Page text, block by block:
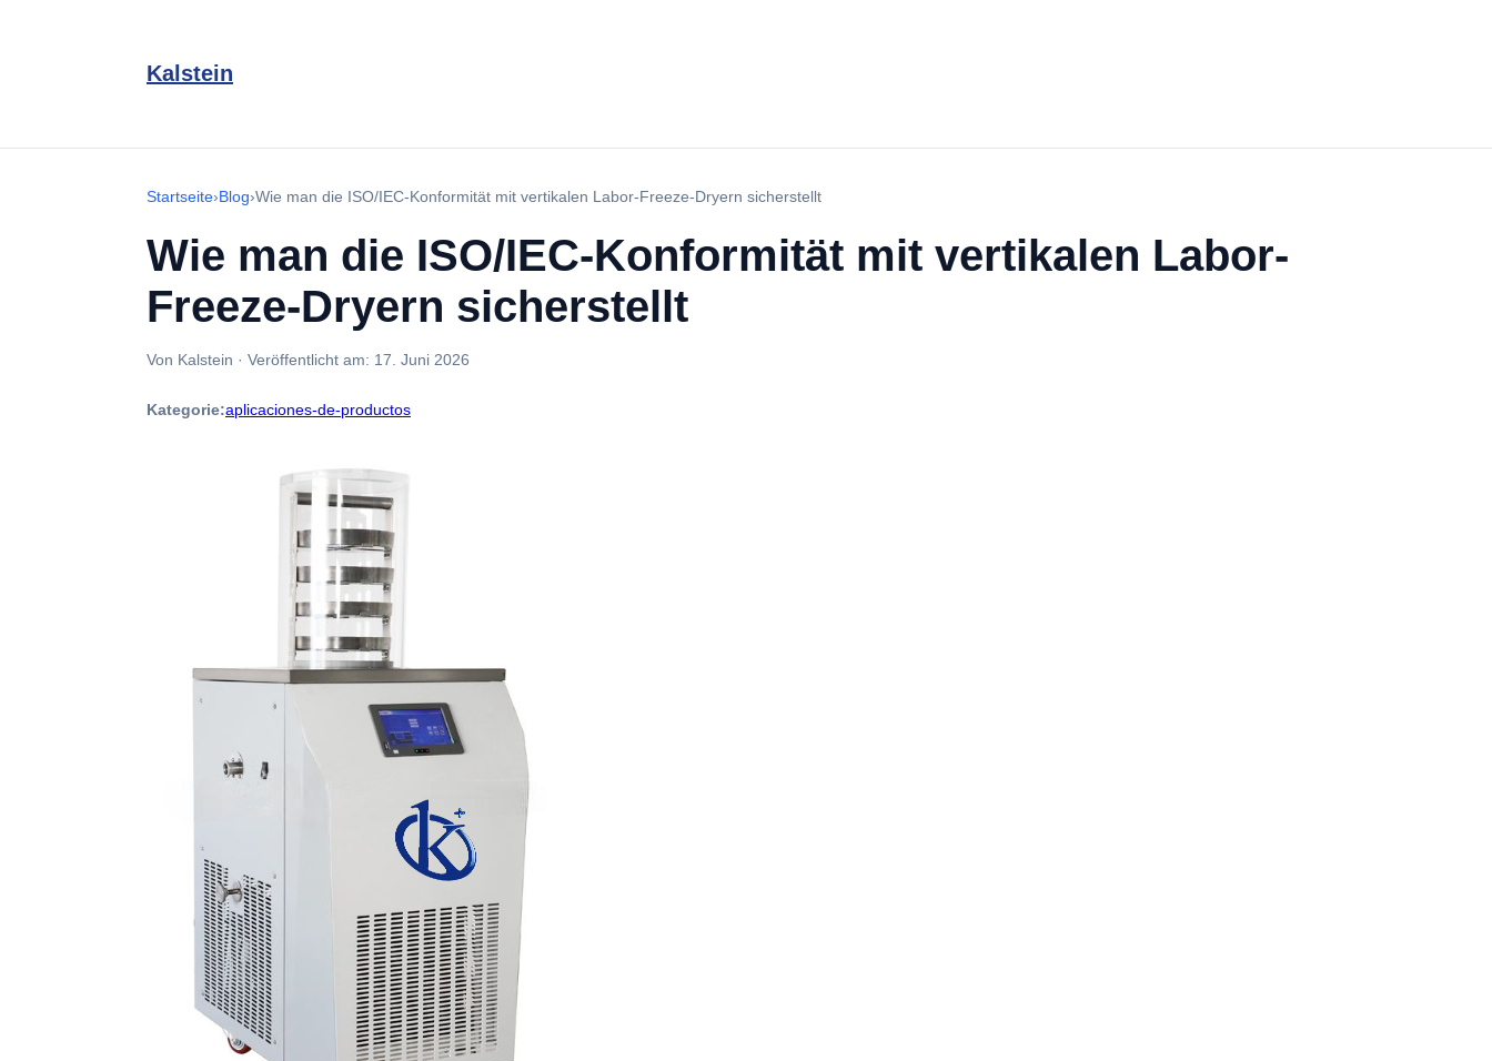
Kalstein
Startseite›Blog›Wie man die ISO/IEC-Konformität mit vertikalen Labor-Freeze-Dryern sicherstellt
Wie man die ISO/IEC-Konformität mit vertikalen Labor-
Freeze-Dryern sicherstellt
Von Kalstein · Veröffentlicht am: 17. Juni 2026
Kategorie:aplicaciones-de-productos